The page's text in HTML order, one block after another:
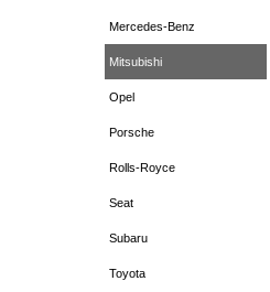
Mercedes-Benz
Mitsubishi
Opel
Porsche
Rolls-Royce
Seat
Subaru
Toyota